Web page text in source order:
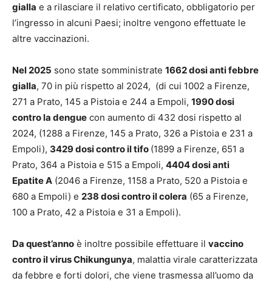
gialla e a rilasciare il relativo certificato, obbligatorio per
l’ingresso in alcuni Paesi; inoltre vengono effettuate le
altre vaccinazioni.
Nel 2025 sono state somministrate 1662 dosi anti febbre
gialla, 70 in più rispetto al 2024, (di cui 1002 a Firenze,
271 a Prato, 145 a Pistoia e 244 a Empoli, 1990 dosi
contro la dengue con aumento di 432 dosi rispetto al
2024, (1288 a Firenze, 145 a Prato, 326 a Pistoia e 231 a
Empoli), 3429 dosi contro il tifo (1899 a Firenze, 651 a
Prato, 364 a Pistoia e 515 a Empoli, 4404 dosi anti
Epatite A (2046 a Firenze, 1158 a Prato, 520 a Pistoia e
680 a Empoli) e 238 dosi contro il colera (65 a Firenze,
100 a Prato, 42 a Pistoia e 31 a Empoli).
Da quest’anno è inoltre possibile effettuare il vaccino
contro il virus Chikungunya, malattia virale caratterizzata
da febbre e forti dolori, che viene trasmessa all’uomo da